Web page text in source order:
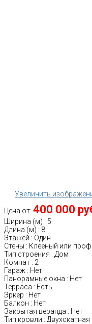
Увеличить
Цена от: 400 000
Ширина (м) : 5
Длина (м) : 8
Этажей : Один
Стены : Клееный или
Тип строения : Дом
Комнат : 2
Гараж : Нет
Панорамные окна : Нет
Терраса : Есть
Эркер : Нет
Балкон : Нет
Закрытая веранда : Нет
Тип кровли : Двухскатная